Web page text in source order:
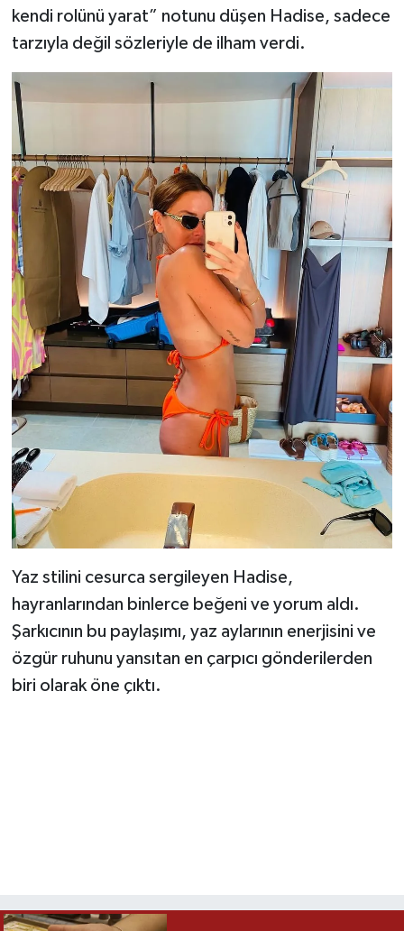
kendi rolünü yarat” notunu düşen Hadise, sadece
tarzıyla değil sözleriyle de ilham verdi.
Yaz stilini cesurca sergileyen Hadise,
hayranlarından binlerce beğeni ve yorum aldı.
Şarkıcının bu paylaşımı, yaz aylarının enerjisini ve
özgür ruhunu yansıtan en çarpıcı gönderilerden
biri olarak öne çıktı.